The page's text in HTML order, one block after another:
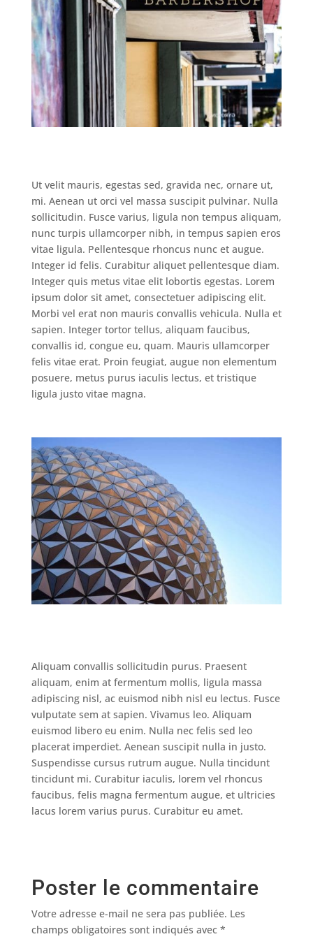
Ut velit mauris, egestas sed, gravida nec, ornare ut,
mi. Aenean ut orci vel massa suscipit pulvinar. Nulla
sollicitudin. Fusce varius, ligula non tempus aliquam,
nunc turpis ullamcorper nibh, in tempus sapien eros
vitae ligula. Pellentesque rhoncus nunc et augue.
Integer id felis. Curabitur aliquet pellentesque diam.
Integer quis metus vitae elit lobortis egestas. Lorem
ipsum dolor sit amet, consectetuer adipiscing elit.
Morbi vel erat non mauris convallis vehicula. Nulla et
sapien. Integer tortor tellus, aliquam faucibus,
convallis id, congue eu, quam. Mauris ullamcorper
felis vitae erat. Proin feugiat, augue non elementum
posuere, metus purus iaculis lectus, et tristique
ligula justo vitae magna.
Aliquam convallis sollicitudin purus. Praesent
aliquam, enim at fermentum mollis, ligula massa
adipiscing nisl, ac euismod nibh nisl eu lectus. Fusce
vulputate sem at sapien. Vivamus leo. Aliquam
euismod libero eu enim. Nulla nec felis sed leo
placerat imperdiet. Aenean suscipit nulla in justo.
Suspendisse cursus rutrum augue. Nulla tincidunt
tincidunt mi. Curabitur iaculis, lorem vel rhoncus
faucibus, felis magna fermentum augue, et ultricies
lacus lorem varius purus. Curabitur eu amet.
Poster le commentaire
Votre adresse e-mail ne sera pas publiée. Les
champs obligatoires sont indiqués avec *